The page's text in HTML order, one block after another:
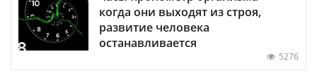
когда они выходят из строя,
развитие человека
останавливается
5276